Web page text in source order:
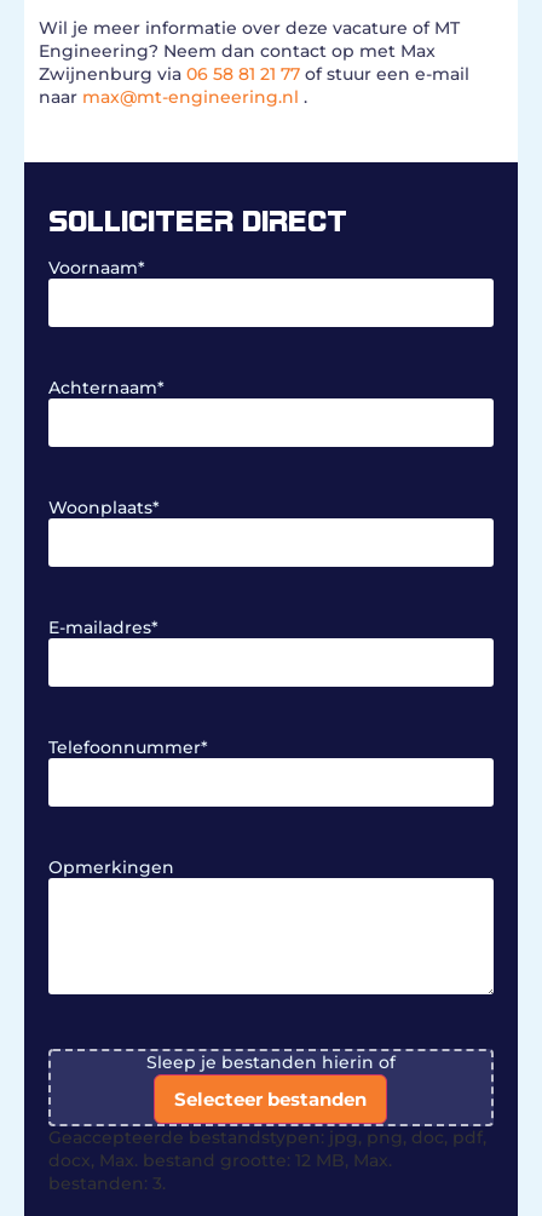
Wil je meer informatie over deze vacature of MT
Engineering? Neem dan contact op met Max
Zwijnenburg via 06 58 81 21 77 of stuur een e-mail
naar max@mt-engineering.nl .
SOLLICITEER DIRECT
Voornaam*
Achternaam*
Woonplaats*
E-mailadres*
Telefoonnummer*
Opmerkingen
File Sleep je bestanden hierin of
Selecteer bestanden
Geaccepteerde bestandstypen: jpg, png, doc, pdf,
docx, Max. bestand grootte: 12 MB, Max.
bestanden: 3.